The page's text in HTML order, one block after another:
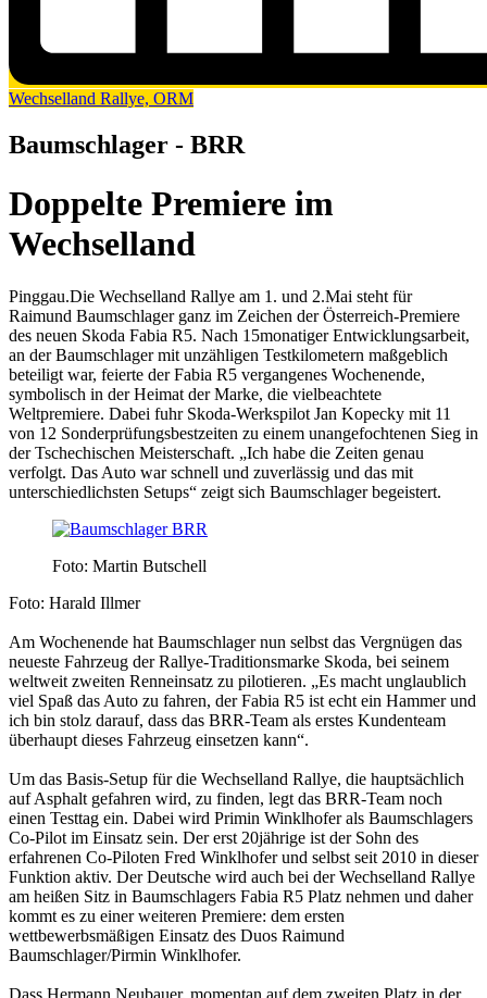
Wechselland Rallye, ORM
Baumschlager - BRR
Doppelte Premiere im
Wechselland
Pinggau.Die Wechselland Rallye am 1. und 2.Mai steht für
Raimund Baumschlager ganz im Zeichen der Österreich-Premiere
des neuen Skoda Fabia R5. Nach 15monatiger Entwicklungsarbeit,
an der Baumschlager mit unzähligen Testkilometern maßgeblich
beteiligt war, feierte der Fabia R5 vergangenes Wochenende,
symbolisch in der Heimat der Marke, die vielbeachtete
Weltpremiere. Dabei fuhr Skoda-Werkspilot Jan Kopecky mit 11
von 12 Sonderprüfungsbestzeiten zu einem unangefochtenen Sieg in
der Tschechischen Meisterschaft. „Ich habe die Zeiten genau
verfolgt. Das Auto war schnell und zuverlässig und das mit
unterschiedlichsten Setups“ zeigt sich Baumschlager begeistert.
Foto: Martin Butschell
Foto: Harald Illmer
Am Wochenende hat Baumschlager nun selbst das Vergnügen das
neueste Fahrzeug der Rallye-Traditionsmarke Skoda, bei seinem
weltweit zweiten Renneinsatz zu pilotieren. „Es macht unglaublich
viel Spaß das Auto zu fahren, der Fabia R5 ist echt ein Hammer und
ich bin stolz darauf, dass das BRR-Team als erstes Kundenteam
überhaupt dieses Fahrzeug einsetzen kann“.
Um das Basis-Setup für die Wechselland Rallye, die hauptsächlich
auf Asphalt gefahren wird, zu finden, legt das BRR-Team noch
einen Testtag ein. Dabei wird Primin Winklhofer als Baumschlagers
Co-Pilot im Einsatz sein. Der erst 20jährige ist der Sohn des
erfahrenen Co-Piloten Fred Winklhofer und selbst seit 2010 in dieser
Funktion aktiv. Der Deutsche wird auch bei der Wechselland Rallye
am heißen Sitz in Baumschlagers Fabia R5 Platz nehmen und daher
kommt es zu einer weiteren Premiere: dem ersten
wettbewerbsmäßigen Einsatz des Duos Raimund
Baumschlager/Pirmin Winklhofer.
Dass Hermann Neubauer, momentan auf dem zweiten Platz in der